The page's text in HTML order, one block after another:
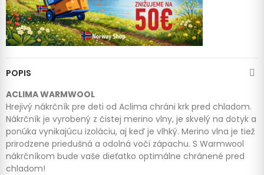
POPIS
ACLIMA WARMWOOL
Hrejivý nákrčník pre deti od Aclima chráni krk pred chladom.
Nákrčník je vyrobený z čistej merino vlny, je skvelý na dotyk a
ponúka vynikajúcu izoláciu, aj keď je vlhký. Merino vlna je tiež
prirodzene priedušná a odolná voči zápachu. S Warmwool
nákrčníkom bude vaše dieťatko optimálne chránené pred
chladom!